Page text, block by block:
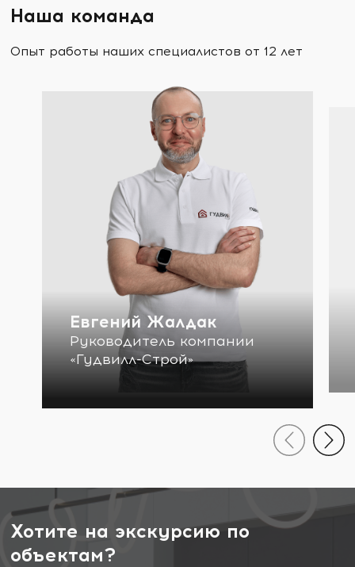
Наша команда
Опыт работы наших специалистов от 12 лет
Евгений Жалдак
Руководитель компании
«Гудвилл-Строй»
Хотите на экскурсию по
объектам?